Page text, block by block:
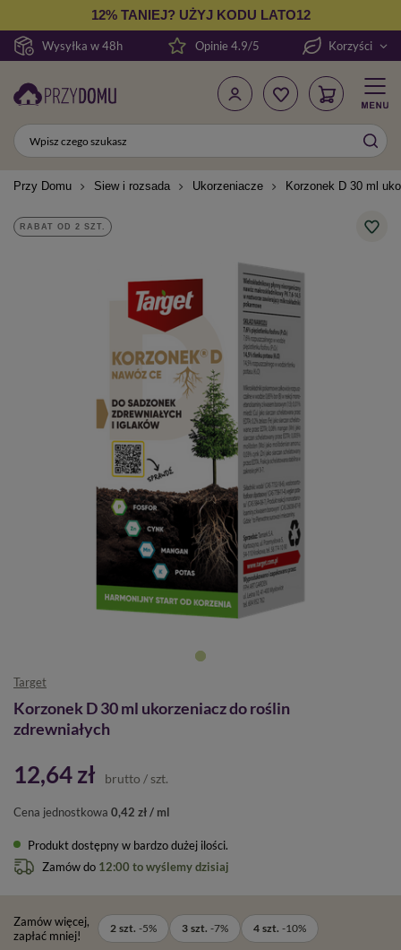
Wysyłka w 48h
12% TANIEJ? UŻYJ KODU LATO12
Opinie 4.9/5 Korzyści
Przy Domu Siew i rozsada Ukorzeniacze Korzonek D 30 ml
RABAT OD 2 SZT.
Target
Korzonek D 30 ml ukorzeniacz do roślin
zdrewniałych
12,64 zł brutto / szt.
Cena jednostkowa 0,42 zł / ml
Produkt dostępny w bardzo dużej ilości
Zamów do 12:00 to wyślemy dzisiaj
Zamów więcej,
zapłać mniej!
2 szt. -5% 3 szt. -7% 4 szt. -10%